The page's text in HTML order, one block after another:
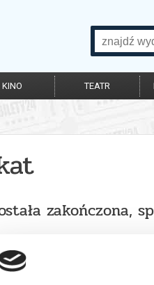
KINO TEATR
zakończona,